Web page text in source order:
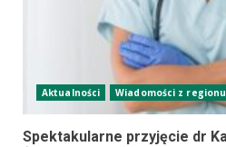
Aktualności Wiadomości z regionu
Spektakularne przyjęcie dr